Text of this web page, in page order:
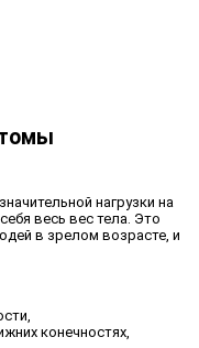
нагрузки на
весь вес тела. Это
в зрелом возрасте, и
конечностях,